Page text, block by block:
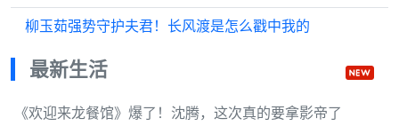
柳玉茹强势守护夫君！长风渡是怎么戳中我的
最新生活
《欢迎来龙餐馆》爆了！沈腾，这次真的要拿影帝了